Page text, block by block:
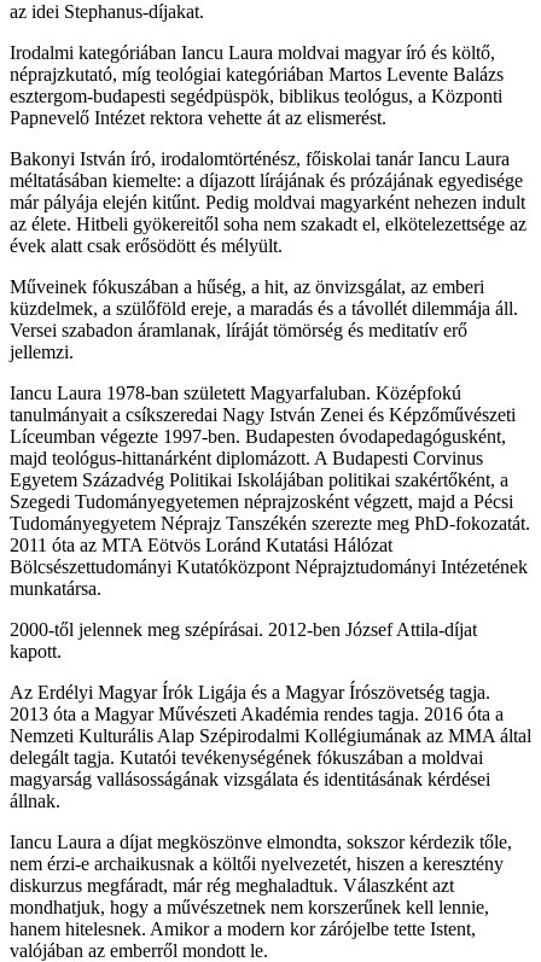
az idei Stephanus-díjakat.
Irodalmi kategóriában Iancu Laura moldvai magyar író és költő,
néprajzkutató, míg teológiai kategóriában Martos Levente Balázs
esztergom-budapesti segédpüspök, biblikus teológus, a Központi
Papnevelő Intézet rektora vehette át az elismerést.
Bakonyi István író, irodalomtörténész, főiskolai tanár Iancu Laura
méltatásában kiemelte: a díjazott lírájának és prózájának egyedisége
már pályája elején kitűnt. Pedig moldvai magyarként nehezen indult
az élete. Hitbeli gyökereitől soha nem szakadt el, elkötelezettsége az
évek alatt csak erősödött és mélyült.
Műveinek fókuszában a hűség, a hit, az önvizsgálat, az emberi
küzdelmek, a szülőföld ereje, a maradás és a távollét dilemmája áll.
Versei szabadon áramlanak, líráját tömörség és meditatív erő
jellemzi.
Iancu Laura 1978-ban született Magyarfaluban. Középfokú
tanulmányait a csíkszeredai Nagy István Zenei és Képzőművészeti
Líceumban végezte 1997-ben. Budapesten óvodapedagógusként,
majd teológus-hittanárként diplomázott. A Budapesti Corvinus
Egyetem Századvég Politikai Iskolájában politikai szakértőként, a
Szegedi Tudományegyetemen néprajzosként végzett, majd a Pécsi
Tudományegyetem Néprajz Tanszékén szerezte meg PhD-fokozatát.
2011 óta az MTA Eötvös Loránd Kutatási Hálózat
Bölcsészettudományi Kutatóközpont Néprajztudományi Intézetének
munkatársa.
2000-től jelennek meg szépírásai. 2012-ben József Attila-díjat
kapott.
Az Erdélyi Magyar Írók Ligája és a Magyar Írószövetség tagja.
2013 óta a Magyar Művészeti Akadémia rendes tagja. 2016 óta a
Nemzeti Kulturális Alap Szépirodalmi Kollégiumának az MMA által
delegált tagja. Kutatói tevékenységének fókuszában a moldvai
magyarság vallásosságának vizsgálata és identitásának kérdései
állnak.
Iancu Laura a díjat megköszönve elmondta, sokszor kérdezik tőle,
nem érzi-e archaikusnak a költői nyelvezetét, hiszen a keresztény
diskurzus megfáradt, már rég meghaladtuk. Válaszként azt
mondhatjuk, hogy a művészetnek nem korszerűnek kell lennie,
hanem hitelesnek. Amikor a modern kor zárójelbe tette Istent,
valójában az emberről mondott le.